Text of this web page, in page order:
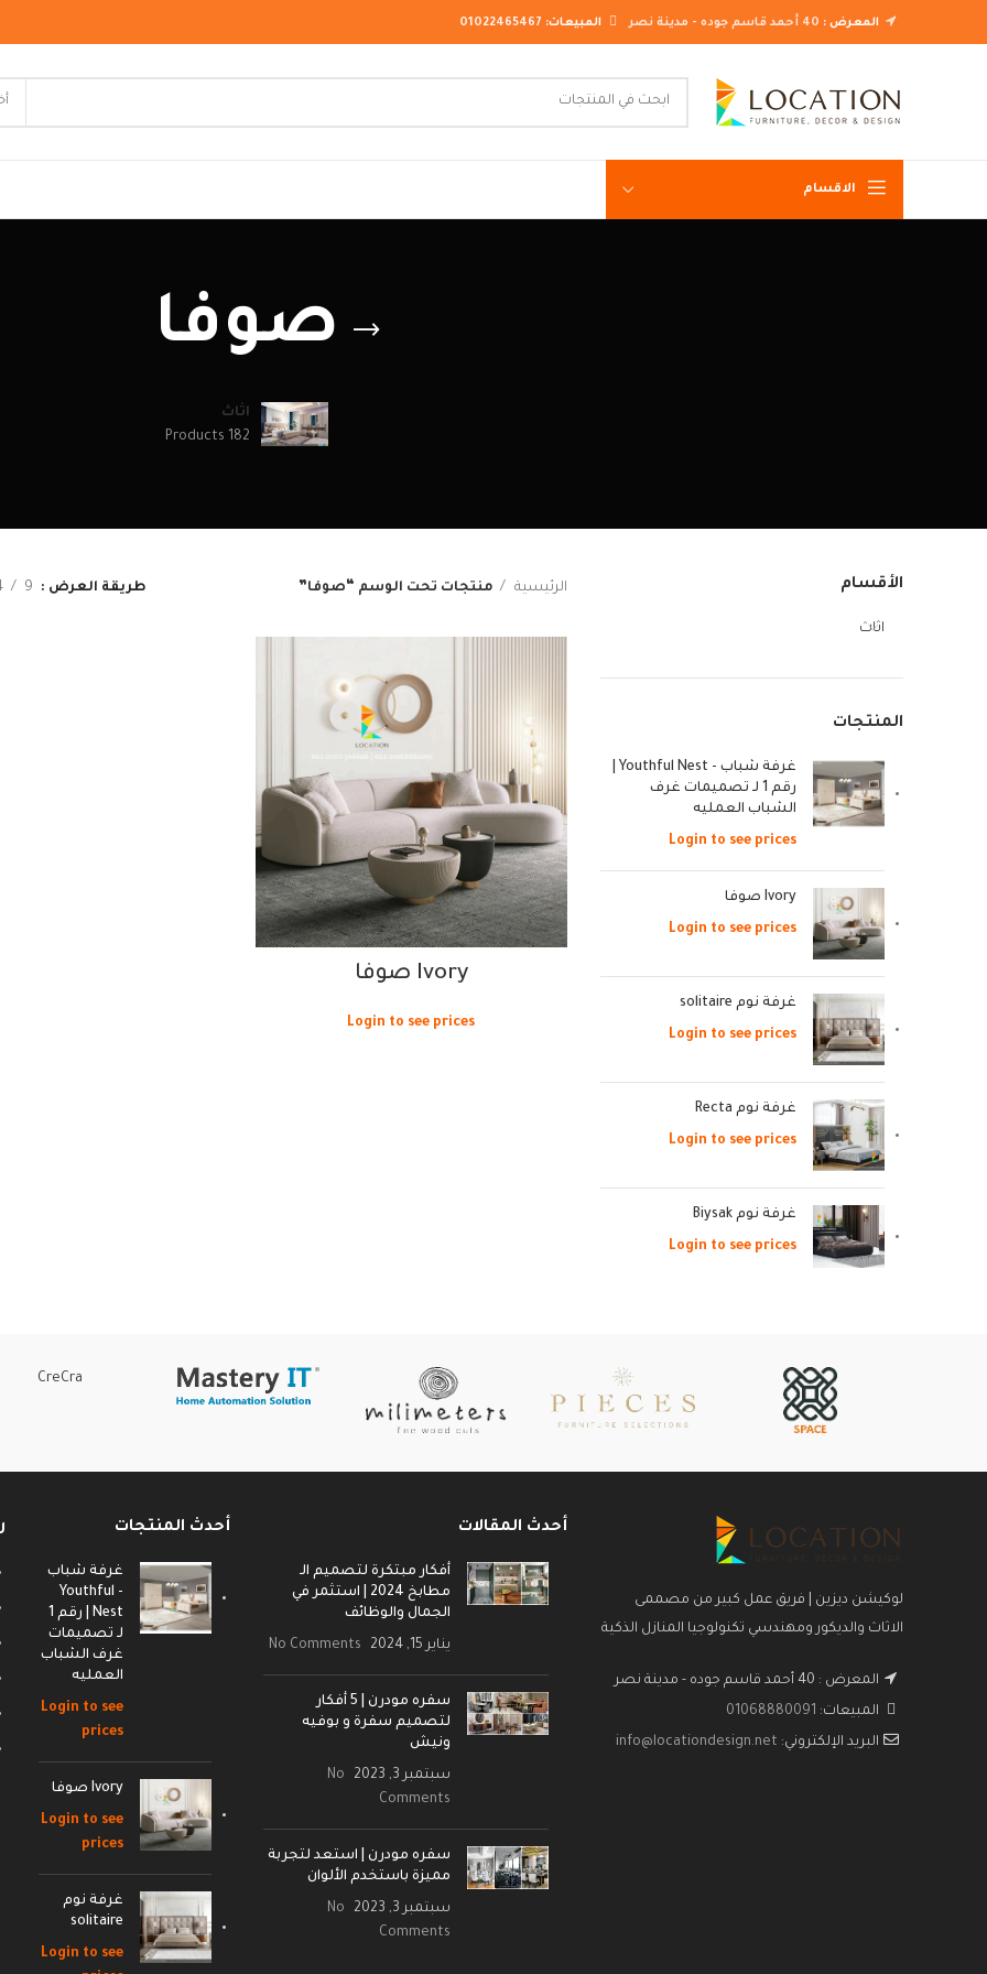
المعرض : المبيعات: 01022465467
الاقسام
صوفا
اثاث
182 Products
الأقسام
اثاث
المنتجات
رقم 1 لـ تصميمات غرف
الشباب العمليه
Login to see prices
Ivory صوفا
Login to see prices
غرفة نوم solitaire
Login to see prices
غرفة نوم Recta
Login to see prices
غرفة نوم Biysak
Login to see prices
الرئيسية منتجات تحت الوسم “صوفا” طريقة العرض 9
Ivory صوفا
Login to see prices
CreCra
لوكيشن ديزين | فريق عمل كبير من مصممى
الاثاث والديكور ومهندسي تكنولوجيا المنازل الذكية
المعرض : 40 أحمد قاسم جوده - مدينة نصر
المبيعات: 01068880091
البريد الإلكتروني: info@locationdesign.net
أحدث المقالات
أفكار مبتكرة لتصميم الـ
مطابخ 2024 | استثمر في
الجمال والوظائف
يناير 15, 2024 No Comments
سفره مودرن | 5 أفكار
لتصميم سفرة و بوفيه
ونيش
سبتمبر 3, 2023
No
Comments
سفره مودرن | استعد لتجربة
مميزة باستخدم الألوان
سبتمبر 3, 2023
No
Comments
أحدث المنتجات
غرفة شباب
- Youthful
Nest | رقم 1
لـ تصميمات
غرف الشباب
العمليه
Login to see
prices
Ivory صوفا
Login to see
prices
غرفة نوم
solitaire
Login to see